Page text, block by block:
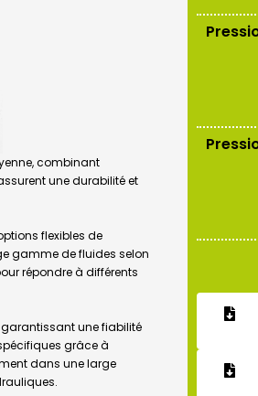
combinant
une durabilité et
flexibles de
gamme de fluides selon
répondre à différents
garantissant une fiabilité
grâce à
dans une large